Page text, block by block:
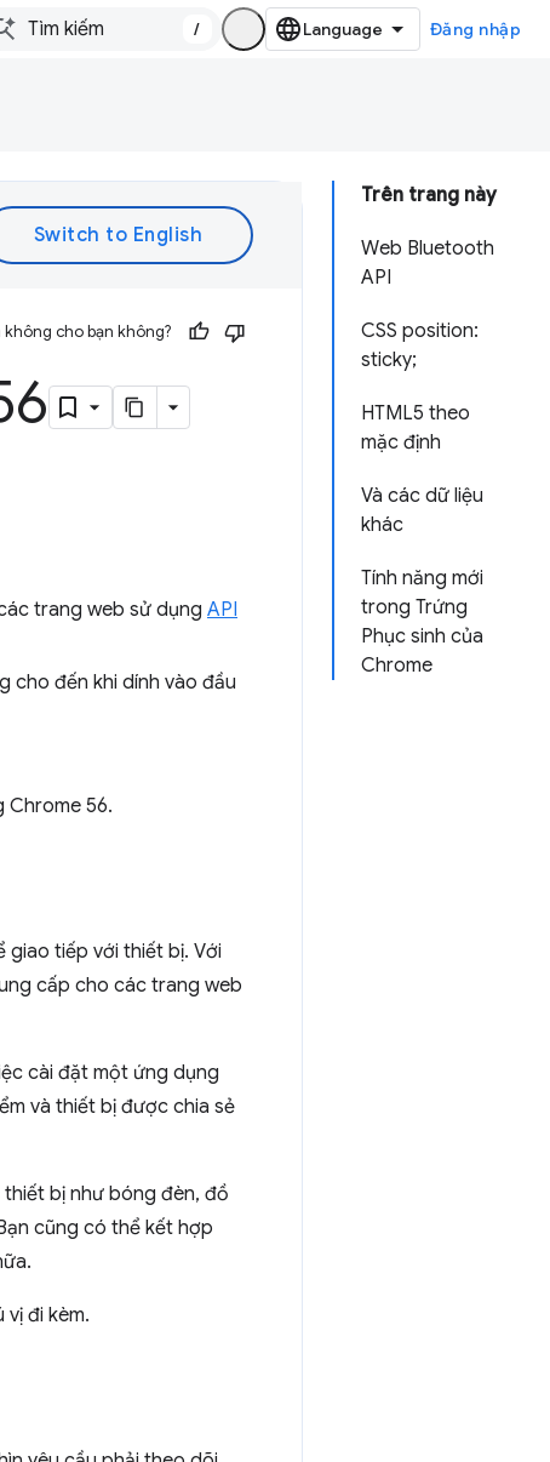
/ Đăng nhập
Trên trang này
Web Bluetooth
API
CSS position:
sticky;
HTML5 theo
mặc định
Và các dữ liệu
khác
Tính năng mới
trong Trứng
Phục sinh của
Chrome
cho bạn không?
trang web sử dụng API
cho đến khi dính vào đầu
Chrome 56.
tiếp với thiết bị. Với
cấp cho các trang web
cài đặt một ứng dụng
và thiết bị được chia sẻ
bị như bóng đèn, đồ
cũng có thể kết hợp
vị đi kèm.